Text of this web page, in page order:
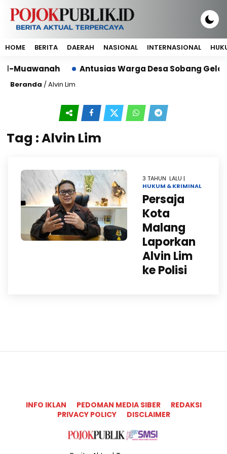
HOME BERITA DAERAH NASIONAL INTERNASIONAL
Muawanah Antusias Warga Desa Sobang Gelar
Beranda /Alvin Lim
Tag : Alvin Lim
3 TAHUN LALU |
HUKUM & KRIMINAL
Persaja
Kota
Malang
Laporkan
Alvin Lim
ke Polisi
INFO IKLAN PEDOMAN MEDIA SIBER
REDAKSI
PRIVACY POLICY
DISCLAIMER